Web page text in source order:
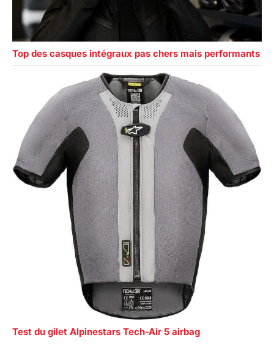
Top des casques intégraux pas chers mais performants
Test du gilet Alpinestars Tech-Air 5 airbag